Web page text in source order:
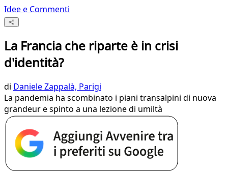
Idee e Commenti
La Francia che riparte è in crisi
d'identità?
di Daniele Zappalà, Parigi
La pandemia ha scombinato i piani transalpini di nuova
grandeur e spinto a una lezione di umiltà